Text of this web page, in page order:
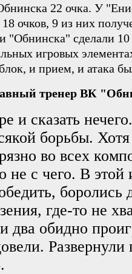
22 очка. У
18 очков, 9 из них
"Обнинска" сделали 10
игровых
и прием, и атака
тренер ВК
и сказать
борьбы.
во всех
не с чего. В этой
боролись
где-то не
два обидно